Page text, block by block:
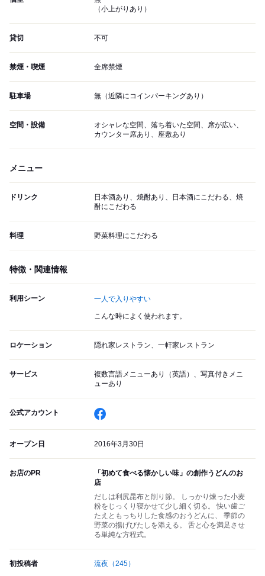
（小上がりあり）
貸切 不可
禁煙・喫煙 全席禁煙
駐車場 無（近隣にコインパーキングあり）
空間・設備
オシャレな空間、落ち着いた空間、席が広い、
カウンター席あり、座敷あり
メニュー
ドリンク
日本酒あり、焼酎あり、日本酒にこだわる、焼
酎にこだわる
料理 野菜料理にこだわる
特徴・関連情報
利用シーン 一人で入りやすい
こんな時によく使われます。
ロケーション 隠れ家レストラン、一軒家レストラン
サービス
複数言語メニューあり（英語）、写真付きメニ
ューあり
公式アカウント
オープン日 2016年3月30日
お店のPR
「初めて食べる懐かしい味」の創作うどんのお
店
だしは利尻昆布と削り節。 しっかり煉った小麦
粉をじっくり寝かせて少し細く切る。 快い歯ご
たえともっちりした食感のおうどんに、 季節の
野菜の揚げびたしを添える。 舌と心を満足させ
る単純な方程式。
初投稿者 流夜 （245）